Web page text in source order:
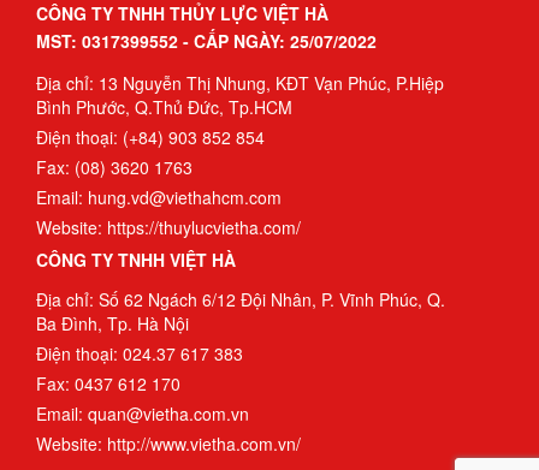
CÔNG TY TNHH THỦY LỰC VIỆT HÀ
MST: 0317399552 - CẤP NGÀY: 25/07/2022
Địa chỉ: 13 Nguyễn Thị Nhung, KĐT Vạn Phúc, P.Hiệp
Bình Phước, Q.Thủ Đức, Tp.HCM
Điện thoại: (+84) 903 852 854
Fax: (08) 3620 1763
Email: hung.vd@viethahcm.com
Website: https://thuylucvietha.com/
CÔNG TY TNHH VIỆT HÀ
Địa chỉ: Số 62 Ngách 6/12 Đội Nhân, P. Vĩnh Phúc, Q.
Ba Đình, Tp. Hà Nội
Điện thoại: 024.37 617 383
Fax: 0437 612 170
Email: quan@vietha.com.vn
Website: http://www.vietha.com.vn/